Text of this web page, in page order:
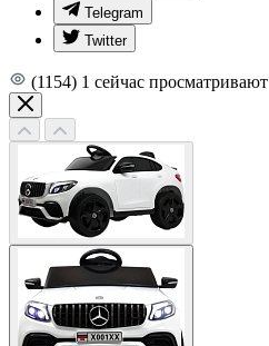
Telegram
Twitter
(1154) 1 сейчас просматривают